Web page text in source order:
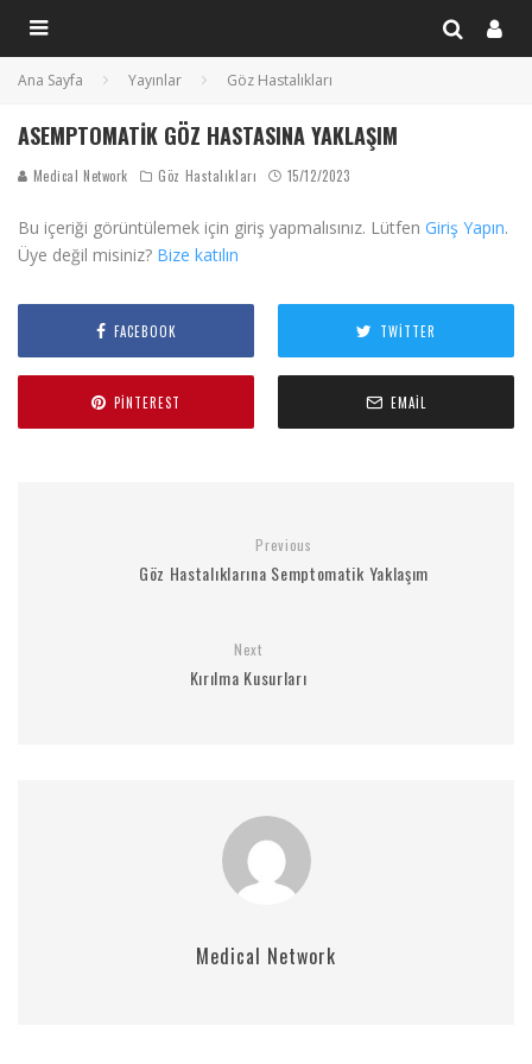
Ana Sayfa Yayınlar Göz Hastalıkları
ASEMPTOMATIK GÖZ HASTASINA YAKLAŞIM
Medical Network Göz Hastalıkları 15/12/2023
Bu içeriği görüntülemek için giriş yapmalısınız. Lütfen Giriş Yapın.
Üye değil misiniz? Bize katılın
FACEBOOK TWITTER
PINTEREST EMAIL
Previous
Göz Hastalıklarına Semptomatik Yaklaşım
Next
Kırılma Kusurları
Medical Network